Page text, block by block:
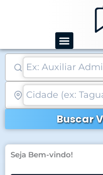
conteúdo
Buscar
Seja Bem-vindo!